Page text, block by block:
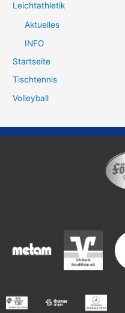
Leichtathletik
Aktuelles
INFO
Startseite
Tischtennis
Volleyball